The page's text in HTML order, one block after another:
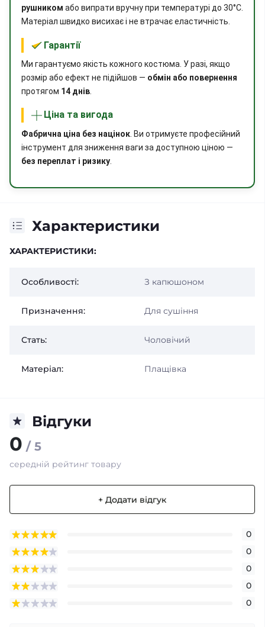
рушником або випрати вручну при температурі до 30°C.
Матеріал швидко висихає і не втрачає еластичність.
Гарантії
Ми гарантуємо якість кожного костюма. У разі, якщо
розмір або ефект не підійшов — обмін або повернення
протягом 14 днів
Ціна та вигода
Фабрична ціна без націнок . Ви отримуєте професійний
інструмент для зниження ваги за доступною ціною —
без переплат і ризику
Характеристики
ХАРАКТЕРИСТИКИ:
Особливості: З капюшоном
Призначення: Для сушіння
Стать: Чоловічий
Матеріал: Плащівка
Відгуки
0 / 5
середній рейтинг товару
+ Додати відгук
0
0
0
0
0